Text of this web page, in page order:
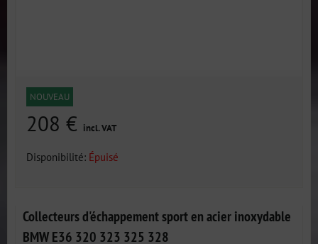
NOUVEAU
208 € incl. VAT
Disponibilité: Épuisé
Collecteurs d'échappement sport en acier inoxydable
BMW E36 320 323 325 328